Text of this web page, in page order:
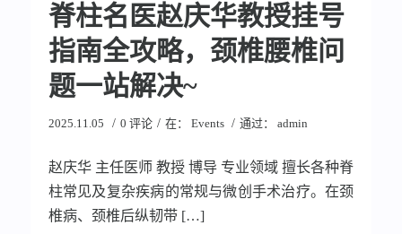
脊柱名医赵庆华教授挂号
指南全攻略，颈椎腰椎问
题一站解决~
2025.11.05 / 0 评论 / 在： Events / 通过： admin
赵庆华 主任医师 教授 博导 专业领域 擅长各种脊
柱常见及复杂疾病的常规与微创手术治疗。在颈
椎病、颈椎后纵韧带 […]